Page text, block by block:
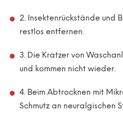
2. Insektenrückstände und
restlos entfernen.
3. Die Kratzer von
und kommen nicht wieder.
4. Beim Abtrocknen mit
Schmutz an neuralgischen